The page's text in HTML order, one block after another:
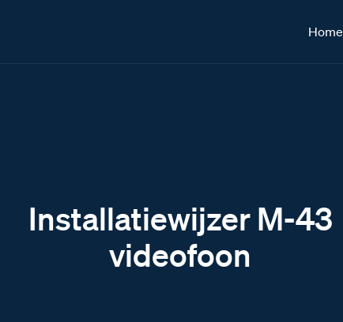
Home
Installatiewijzer M-43
videofoon